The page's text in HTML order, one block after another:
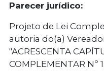
Parecer jurídico:
Projeto de Lei
autoria do(a)
"ACRESCENTA
COMPLEMENTAR Nº